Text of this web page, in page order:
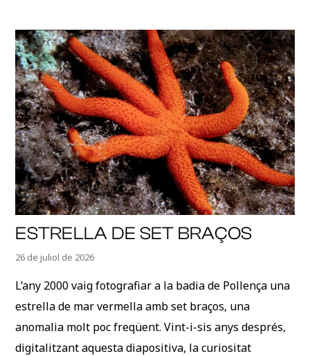
ESTRELLA DE SET BRAÇOS
26 de juliol de 2026
L’any 2000 vaig fotografiar a la badia de Pollença una
estrella de mar vermella amb set braços, una
anomalia molt poc freqüent. Vint-i-sis anys després,
digitalitzant aquesta diapositiva, la curiositat